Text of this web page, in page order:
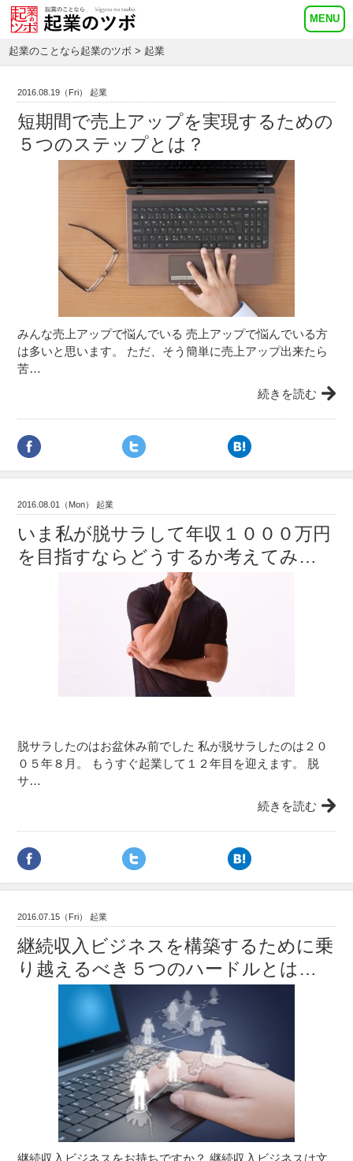
起業のことなら起業のツボ > 起業
2016.08.19（Fri） 起業
短期間で売上アップを実現するための
５つのステップとは？
みんな売上アップで悩んでいる 売上アップで悩んでいる方
は多いと思います。 ただ、そう簡単に売上アップ出来たら
苦…
続きを読む
2016.08.01（Mon） 起業
いま私が脱サラして年収１０００万円
を目指すならどうするか考えてみ…
脱サラしたのはお盆休み前でした 私が脱サラしたのは２０
０５年８月。 もうすぐ起業して１２年目を迎えます。 脱
サ…
続きを読む
2016.07.15（Fri） 起業
継続収入ビジネスを構築するために乗
り越えるべき５つのハードルとは…
継続収入ビジネスをお持ちですか？ 継続収入ビジネスは文